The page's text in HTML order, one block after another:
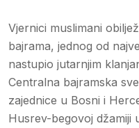
Vjernici muslimani
bajrama, jednog od
nastupio jutarnjim
Centralna bajramska
zajednice u Bosni i
Husrev-begovoj džamiji